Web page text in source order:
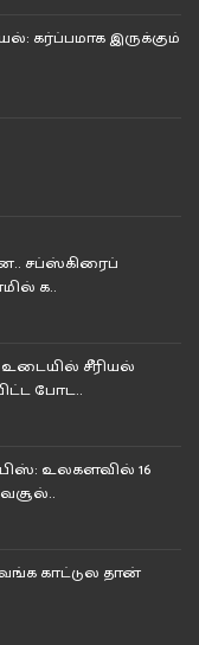
கர்ப்பமாக இருக்கும்
சப்ஸ்கிரைப்
க..
உடையில் சீரியல்
போட..
உலகளவில் 16
காட்டுல தான்